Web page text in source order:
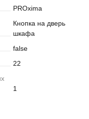
PROxima
Кнопка на дверь
шкафа
false
22
1